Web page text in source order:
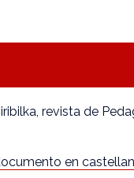
revista de
en